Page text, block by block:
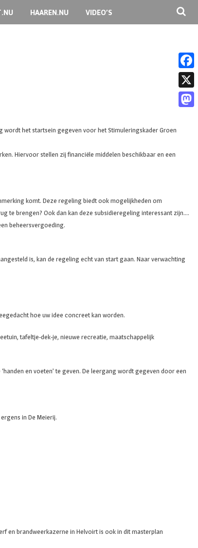
HAAREN.NU VIDEO’S
het startsein gegeven voor het Stimuleringskader Groen
Hiervoor stellen zij financiële middelen beschikbaar en een
komt. Deze regeling biedt ook mogelijkheden om
te brengen? Ook dan kan deze subsidieregeling interessant zijn….
beheersvergoeding.
is, kan de regeling echt van start gaan. Naar verwachting
hoe uw idee concreet kan worden.
tafeltje-dek-je, nieuwe recreatie, maatschappelijk
en voeten’ te geven. De leergang wordt gegeven door een
in De Meierij.
en brandweerkazerne in Helvoirt is ook in dit masterplan
F
a
c
X